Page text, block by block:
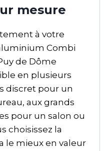
mesure
à votre
Combi
de Dôme
en plusieurs
discret pour un
aux grands
pour un salon ou
choisissez la
le mieux en valeur